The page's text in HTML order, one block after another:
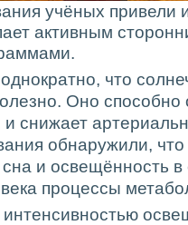
учёных привели
активным
что
Оно способно
снижает
обнаружили, что
и освещённость в
процессы